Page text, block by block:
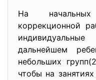
На
коррекционной
дальнейшем
небольших
чтобы на